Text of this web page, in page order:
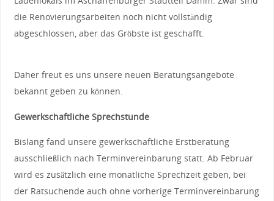
die Renovierungsarbeiten noch nicht vollständig
abgeschlossen, aber das Gröbste ist geschafft.
Daher freut es uns unsere neuen Beratungsangebote
bekannt geben zu können.
Gewerkschaftliche Sprechstunde
Bislang fand unsere gewerkschaftliche Erstberatung
ausschließlich nach Terminvereinbarung statt. Ab Februar
wird es zusätzlich eine monatliche Sprechzeit geben, bei
der Ratsuchende auch ohne vorherige Terminvereinbarung